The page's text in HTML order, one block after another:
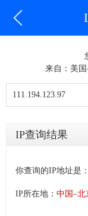
来自：美
IP查询结果
你查询的IP地址是：
IP所在地： 中国–北